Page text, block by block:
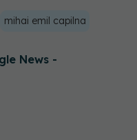
mihai emil capilna
News -